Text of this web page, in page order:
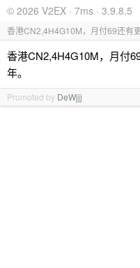
© 2026 V2EX · 7ms · 3.9.8.5
香港CN2,4H4G10M，月付69还有
香港CN2,4H4G10M，月付
年。
Promoted by DeWjjj